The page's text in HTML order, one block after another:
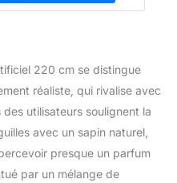
220 cm se distingue
réaliste, qui rivalise avec
utilisateurs soulignent la
avec un sapin naturel,
presque un parfum
par un mélange de